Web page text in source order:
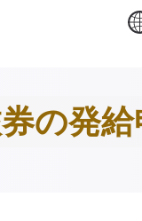
の発